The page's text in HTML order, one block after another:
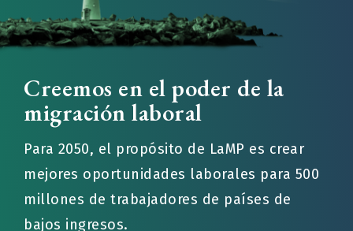
Creemos en el poder de la
migración laboral
Para 2050, el propósito de LaMP es crear
mejores oportunidades laborales para 500
millones de trabajadores de países de
bajos ingresos.